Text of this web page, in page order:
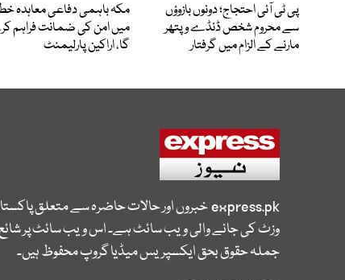
پی ٹی آئی احتجاج؛ دونوں بازوؤں
سے محروم شخص ڈنڈے و پتھر
مارنے کے الزام میں گرفتار
مکہ باہمی دفاعی معاہدہ
میں امن کی ضمانت فراہم
گا، اراکین پارلیمنٹ
express.pkخبروں اور حالات حاضرہ سے متعلق
وزٹ کی جانے والی ویب سائٹ ہے۔ اس ویب سائٹ پر
جملہ حقوق بحق ایکسپریس میڈیا گروپ محفوظ ہیں۔